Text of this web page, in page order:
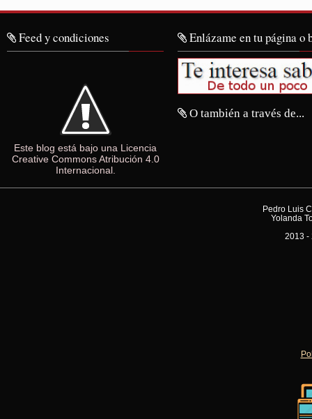
Feed y condiciones
Este blog está bajo una Licencia
Creative Commons Atribución 4.0
Internacional.
Enlázame en tu página o
O también a través de...
Pedro Luis
Yolanda
2013 -